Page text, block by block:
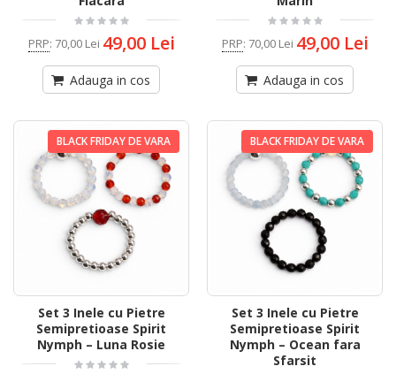
PRP: 70,00 Lei 49,00 Lei
Adauga in cos
PRP: 70,00 Lei 49,00 Lei
Adauga in cos
BLACK FRIDAY DE VARA
Set 3 Inele cu Pietre
Semipretioase Spirit
Nymph – Luna Rosie
BLACK FRIDAY DE VARA
Set 3 Inele cu Pietre
Semipretioase Spirit
Nymph – Ocean fara
Sfarsit